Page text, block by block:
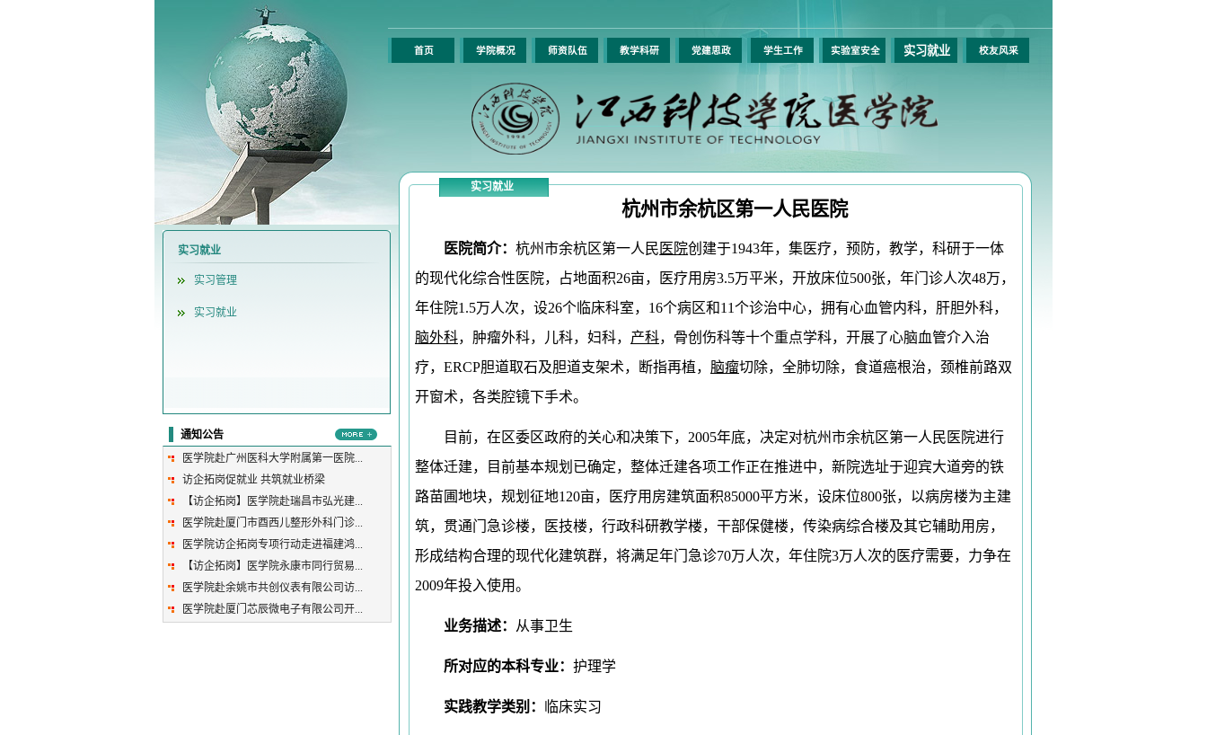
首页 学院概况 师资队伍 教学科研 党建思政 学生工作 实验室安全 实习就业 校友风采
实习就业
实习管理
实习就业
通知公告
医学院赴广州医科大学附属第一医院...
访企拓岗促就业 共筑就业桥梁
【访企拓岗】医学院赴瑞昌市弘光建...
医学院赴厦门市酉西儿整形外科门诊...
医学院访企拓岗专项行动走进福建鸿...
【访企拓岗】医学院永康市同行贸易...
医学院赴余姚市共创仪表有限公司访...
医学院赴厦门芯辰微电子有限公司开...
实习就业
杭州市余杭区第一人民医院
医院简介：杭州市余杭区第一人民 医院创建于1943年，集医疗，预防，教学，科研于一体
的现代化综合性医院，占地面积26亩，医疗用房3.5万平米，开放床位500张，年门诊人次48万，
年住院1.5万人次，设26个临床科室， 16个病区和11个诊治中心，拥有心血管内科，肝胆外科，
脑外科，肿瘤外科，儿科，妇科， 产科，骨创伤科等十个重点学科，开展了心脑血管介入治
疗， ERCP胆道取石及胆道支架术，断指再植， 脑瘤切除，全肺切除，食道癌根治，颈椎前路双
开窗术，各类腔镜下手术。
目前，在区委区政府的关心和决策下， 2005年底，决定对杭州市余杭区第一人民医院进行
整体迁建，目前基本规划已确定，整体迁建各项工作正在推进中，新院选址于迎宾大道旁的铁
路苗圃地块，规划征地120亩，医疗用房建筑面积85000平方米，设床位800张，以病房楼为主建
筑，贯通门急诊楼，医技楼，行政科研教学楼，干部保健楼，传染病综合楼及其它辅助用房，
形成结构合理的现代化建筑群，将满足年门急诊70万人次，年住院3万人次的医疗需要，力争在
2009年投入使用。
业务描述： 从事卫生
所对应的本科专业：护理学
实践教学类别： 临床实习